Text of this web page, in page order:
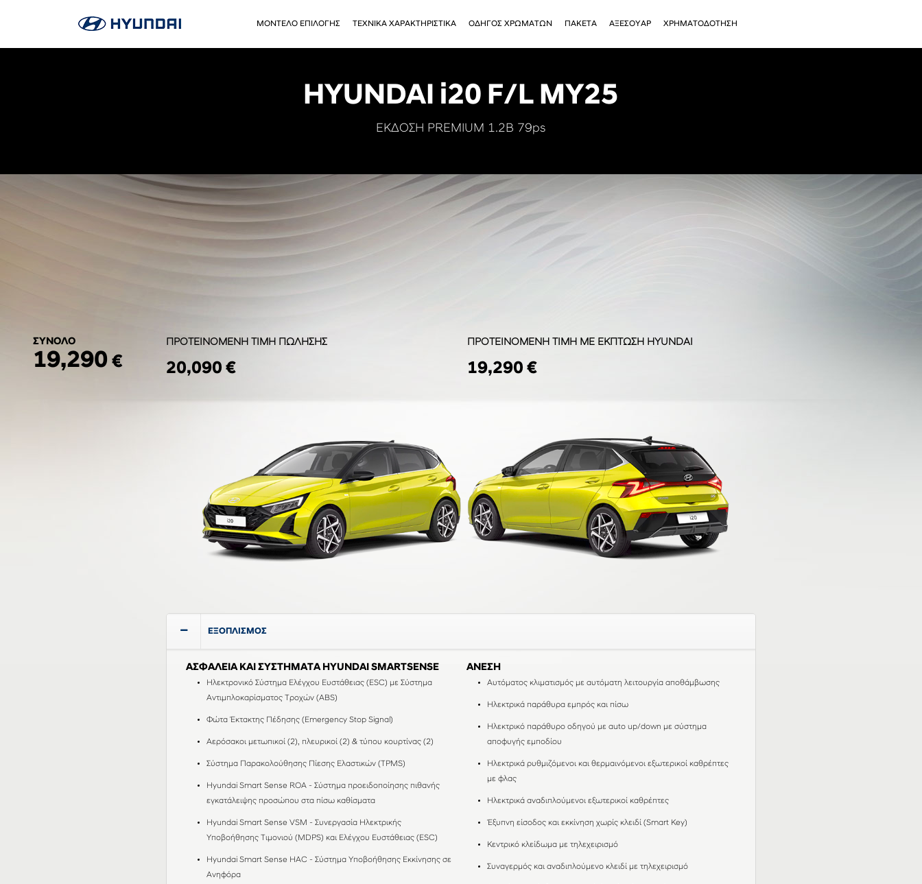
ΜΟΝΤΕΛΟ ΕΠΙΛΟΓΗΣ ΤΕΧΝΙΚΑ ΧΑΡΑΚΤΗΡΙΣΤΙΚΑ ΟΔΗΓΟΣ ΧΡΩΜΑΤΩΝ ΠΑΚΕΤΑ ΑΞΕΣΟΥΑΡ ΧΡΗΜΑΤΟΔΟΤΗΣΗ
HYUNDAI i20 F/L MY25
ΕΚΔΟΣΗ PREMIUM 1.2B 79ps
ΠΡΟΤΕΙΝΟΜΕΝΗ ΤΙΜΗ ΠΩΛΗΣΗΣ
20,090 €
ΠΡΟΤΕΙΝΟΜΕΝΗ ΤΙΜΗ ΜΕ ΕΚΠΤΩΣΗ HYUNDAI
19,290 €
ΕΞΟΠΛΙΣΜΟΣ
ΑΣΦΑΛΕΙΑ ΚΑΙ ΣΥΣΤΗΜΑΤΑ HYUNDAI SMARTSENSE
Ηλεκτρονικό Σύστημα Ελέγχου Ευστάθειας (ESC) με Σύστημα
Αντιμπλοκαρίσματος Τροχών (ABS)
Φώτα Έκτακτης Πέδησης (Emergency Stop Signal)
Αερόσακοι μετωπικοί (2), πλευρικοί (2) & τύπου κουρτίνας (2)
Σύστημα Παρακολούθησης Πίεσης Ελαστικών (TPMS)
Hyundai Smart Sense ROA - Σύστημα προειδοποίησης πιθανής
εγκατάλειψης προσώπου στα πίσω καθίσματα
Hyundai Smart Sense VSM - Συνεργασία Ηλεκτρικής
Υποβοήθησης Τιμονιού (MDPS) και Ελέγχου Ευστάθειας (ESC)
Hyundai Smart Sense HAC - Σύστημα Υποβοήθησης Εκκίνησης σε
Ανηφόρα
ΑΝΕΣΗ
Αυτόματος κλιματισμός με αυτόματη λειτουργία αποθάμβωσης
Ηλεκτρικά παράθυρα εμπρός και πίσω
Hλεκτρικό παράθυρο οδηγού με auto up/down με σύστημα
αποφυγής εμποδίου
Ηλεκτρικά ρυθμιζόμενοι και θερμαινόμενοι εξωτερικοί καθρέπτες
με φλας
Ηλεκτρικά αναδιπλούμενοι εξωτερικοί καθρέπτες
Έξυπνη είσοδος και εκκίνηση χωρίς κλειδί (Smart Key)
Κεντρικό κλείδωμα με τηλεχειρισμό
Συναγερμός και αναδιπλούμενο κλειδί με τηλεχειρισμό
ΣΥΝΟΛΟ
19,290 €